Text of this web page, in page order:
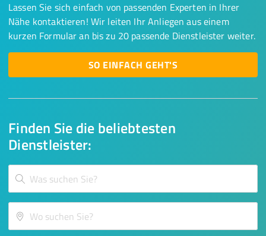
Finden Sie die beliebtesten
Dienstleister:
Lassen Sie sich einfach von passenden Experten in Ihrer
Nähe kontaktieren! Wir leiten Ihr Anliegen aus einem
kurzen Formular an bis zu 20 passende Dienstleister weiter.
SO EINFACH GEHT'S